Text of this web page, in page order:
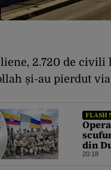
2.720 de
și-au pierdut
FLASH
din
din
20:18